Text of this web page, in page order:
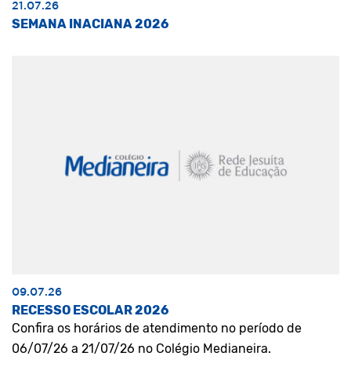
21.07.26
SEMANA INACIANA 2026
09.07.26
RECESSO ESCOLAR 2026
Confira os horários de atendimento no período de
06/07/26 a 21/07/26 no Colégio Medianeira.